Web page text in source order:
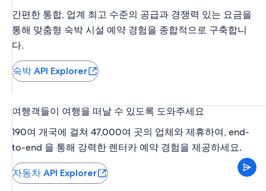
간편한 통합, 업계 최고 수준의 공급과 경쟁력 있는 요금을
통해 맞춤형 숙박 시설 예약 경험을 종합적으로 구축합니
다.
숙박 API Explorer
여행객들이 여행을 떠날 수 있도록 도와주세요
190여 개국에 걸쳐 47,000여 곳의 업체와 제휴하여, end-
to-end 을 통해 강력한 렌터카 예약 경험을 제공하세요.
자동차 API Explorer